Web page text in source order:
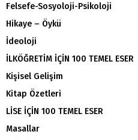
Felsefe-Sosyoloji-Psikoloji
Hikaye – Öykü
İdeoloji
İLKÖĞRETİM İÇİN 100 TEMEL ESER
Kişisel Gelişim
Kitap Özetleri
LİSE İÇİN 100 TEMEL ESER
Masallar